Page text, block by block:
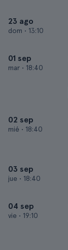
23 ago
dom • 13:10
01 sep
mar • 18:40
02 sep
mié • 18:40
03 sep
jue • 18:40
04 sep
vie • 19:10